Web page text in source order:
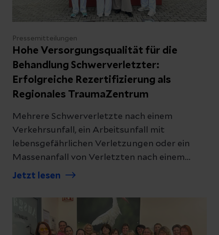
Pressemitteilungen
Hohe Versorgungsqualität für die
Behandlung Schwerverletzter:
Erfolgreiche Rezertifizierung als
Regionales TraumaZentrum
Mehrere Schwerverletzte nach einem
Verkehrsunfall, ein Arbeitsunfall mit
lebensgefährlichen Verletzungen oder ein
Massenanfall von Verletzten nach einem
Unwetter: In solchen Situationen entscheidet
allem das reibungslose Zusammenspiel vieler
Fachbereiche. Damit diese Abläufe jederzeit
funktionieren, müssen Kliniken höchste
Jetzt lesen